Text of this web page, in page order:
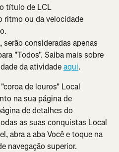
título de LCL
ritmo ou da velocidade
serão consideradas apenas
"Todos". Saiba mais sobre
da atividade aqui.
de louros" Local
na sua página de
de detalhes do
as suas conquistas Local
abra a aba Você e toque na
navegação superior.